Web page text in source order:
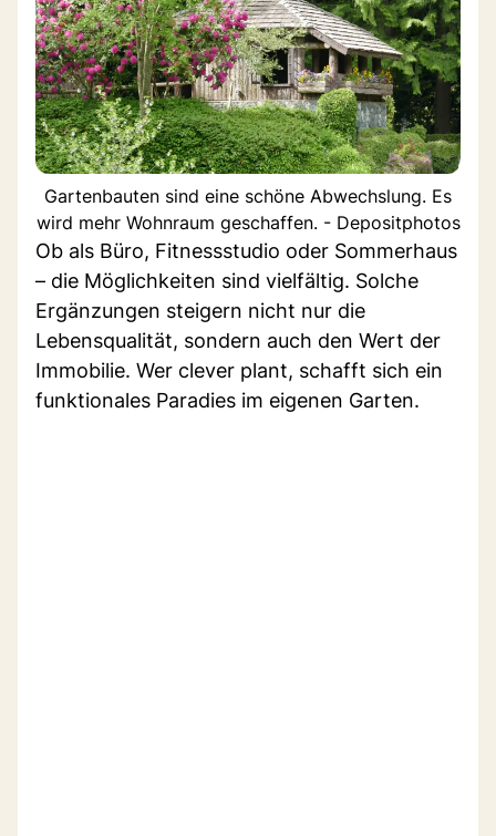
Gartenbauten sind eine schöne Abwechslung. Es
wird mehr Wohnraum geschaffen. - Depositphotos
Ob als Büro, Fitnessstudio oder Sommerhaus
– die Möglichkeiten sind vielfältig. Solche
Ergänzungen steigern nicht nur die
Lebensqualität, sondern auch den Wert der
Immobilie. Wer clever plant, schafft sich ein
funktionales Paradies im eigenen Garten.